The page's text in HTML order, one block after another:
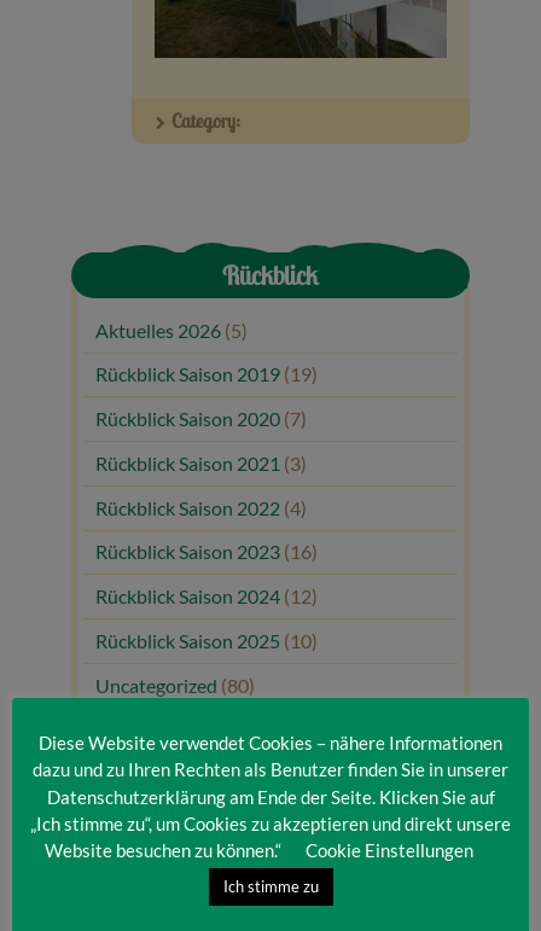
Veranstaltungen
Baumpaten
Category:
Rückblick
Aktuelles 2026 (5)
Rückblick Saison 2019 (19)
Rückblick Saison 2020 (7)
Rückblick Saison 2021 (3)
Rückblick Saison 2022 (4)
Rückblick Saison 2023 (16)
Rückblick Saison 2024 (12)
Rückblick Saison 2025 (10)
Uncategorized (80)
Diese Website verwendet Cookies – nähere Informationen
dazu und zu Ihren Rechten als Benutzer finden Sie in unserer
Datenschutzerklärung am Ende der Seite. Klicken Sie auf
„Ich stimme zu“, um Cookies zu akzeptieren und direkt unsere
Website besuchen zu können.“
Cookie Einstellungen
Ich stimme zu